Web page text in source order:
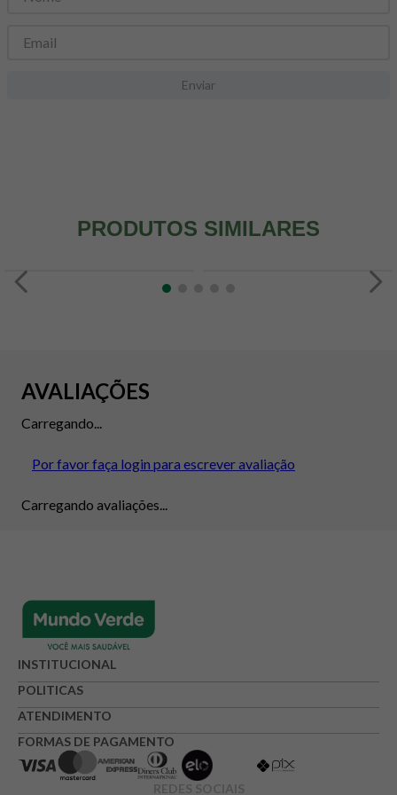
Enviar
PRODUTOS SIMILARES
AVALIAÇÕES
Carregando...
Por favor faça login para escrever avaliação
Carregando avaliações...
INSTITUCIONAL
POLITICAS
ATENDIMENTO
FORMAS DE PAGAMENTO
REDES SOCIAIS
8º snack proteico mundo verde
9 psyllium